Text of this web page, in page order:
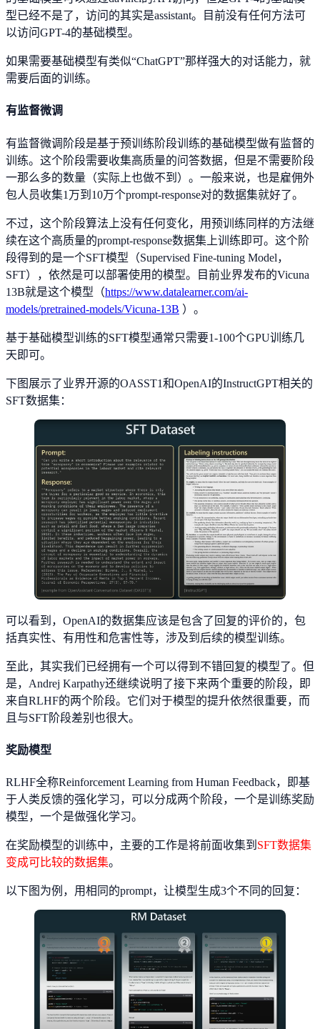
型已经不是了，访问的其实是assistant。目前没有任何方法可
以访问GPT-4的基础模型。
如果需要基础模型有类似“ChatGPT”那样强大的对话能力，就
需要后面的训练。
有监督微调
有监督微调阶段是基于预训练阶段训练的基础模型做有监督的
训练。这个阶段需要收集高质量的问答数据，但是不需要阶段
一那么多的数量（实际上也做不到）。一般来说，也是雇佣外
包人员收集1万到10万个prompt-response对的数据集就好了。
不过，这个阶段算法上没有任何变化，用预训练同样的方法继
续在这个高质量的prompt-response数据集上训练即可。这个阶
段得到的是一个SFT模型（Supervised Fine-tuning Model，
SFT），依然是可以部署使用的模型。目前业界发布的Vicuna
13B就是这个模型（https://www.datalearner.com/ai-
models/pretrained-models/Vicuna-13B ）。
基于基础模型训练的SFT模型通常只需要1-100个GPU训练几
天即可。
下图展示了业界开源的OASST1和OpenAI的InstructGPT相关的
SFT数据集：
可以看到，OpenAI的数据集应该是包含了回复的评价的，包
括真实性、有用性和危害性等，涉及到后续的模型训练。
至此，其实我们已经拥有一个可以得到不错回复的模型了。但
是，Andrej Karpathy还继续说明了接下来两个重要的阶段，即
来自RLHF的两个阶段。它们对于模型的提升依然很重要，而
且与SFT阶段差别也很大。
奖励模型
RLHF全称Reinforcement Learning from Human Feedback，即基
于人类反馈的强化学习，可以分成两个阶段，一个是训练奖励
模型，一个是做强化学习。
在奖励模型的训练中，主要的工作是将前面收集到 SFT数据集
变成可比较的数据集。
以下图为例，用相同的prompt，让模型生成3个不同的回复：